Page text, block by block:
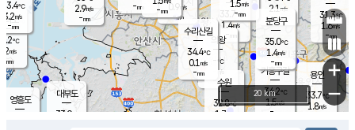
의도
℃
m/s
mm
영흥도
33.7℃
1.4m/s
- mm
용인
33.7℃
1.8m/s
31.3℃
1.6m/s
-mm
대부도
33.0
의왕
- ℃
m/s
mm
0.9 m/s
-mm
-mm -mm 2.1 m/s
-mm
1.5m/s
-mm
기흥구갈
34.2℃
1.5m/s
-
수리산길
34.4℃
0.1 m/s
-mm
분당구
35.0℃
1.4m/s
-mm
33.4℃
3.2m/s
-mm
수원
32.8℃
1.7 m/s
2.9m/s
-mm
+
−
20 km